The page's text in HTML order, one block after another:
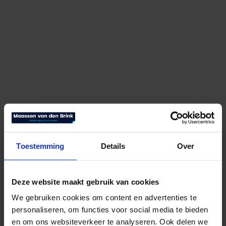
Toestemming Details Over
Deze website maakt gebruik van cookies
We gebruiken cookies om content en advertenties te
personaliseren, om functies voor social media te bieden
en om ons websiteverkeer te analyseren. Ook delen we
€2.539,00 Bekijk product